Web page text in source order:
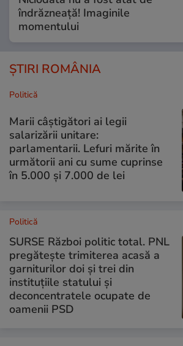
îndrăzneață! Imaginile
momentului
ȘTIRI ROMÂNIA
Politică
Marii câștigători ai legii
salarizării unitare:
parlamentarii. Lefuri mărite în
următorii ani cu sume cuprinse
în 5.000 și 7.000 de lei
Politică
SURSE Război politic total. PNL
pregătește trimiterea acasă a
garniturilor doi și trei din
instituțiile statului și
deconcentratele ocupate de
oamenii PSD